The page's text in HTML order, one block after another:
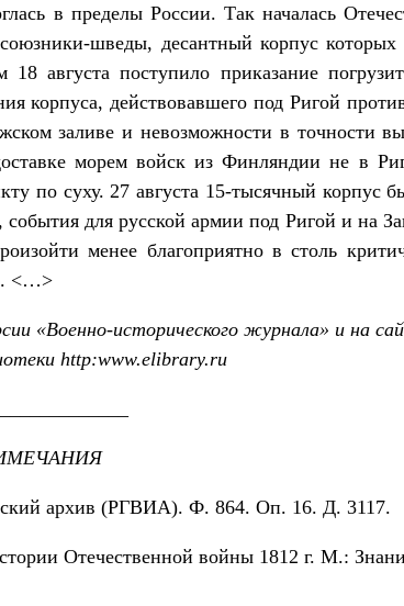
в пределы России. Так началась
шведы, десантный корпус
августа поступило приказание
корпуса, действовавшего под Ригой
заливе и невозможности в точности
морем войск из Финляндии не в
по суху. 27 августа 15-тысячный корпус
для русской армии под Ригой и на
менее благоприятно в столь
<…>
«Военно-исторического журнала» и на
http:www.elibrary.ru
архив (РГВИА). Ф. 864. Оп. 16. Д. 3117.
Отечественной войны 1812 г. М.: